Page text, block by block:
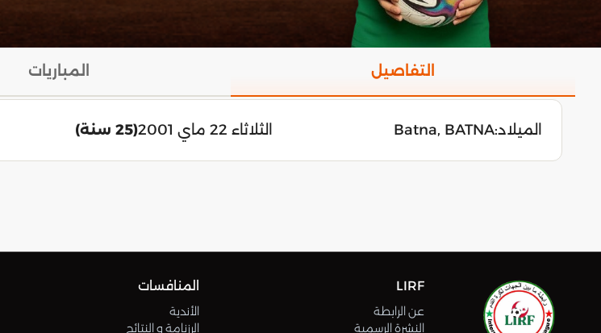
التفاصيل المباريات
الميلاد:Batna, BATNA الثلاثاء 22 ماي 2001 (25 سنة)
LIRF
عن الرابطة
النشرة الرسمية
المنافسات
الأندية
الرزنامة و النتائج